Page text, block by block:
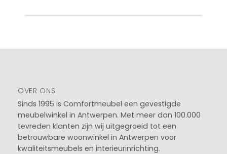
OVER ONS
Sinds 1995 is Comfortmeubel een gevestigde
meubelwinkel in Antwerpen. Met meer dan 100.000
tevreden klanten zijn wij uitgegroeid tot een
betrouwbare woonwinkel in Antwerpen voor
kwaliteitsmeubels en interieurinrichting.